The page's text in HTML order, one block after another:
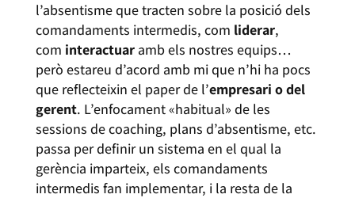
l’absentisme que tracten sobre la posició dels
comandaments intermedis, com liderar,
com interactuaramb els nostres equips…
però estareu d’acord amb mi que n’hi ha pocs
que reflecteixin el paper de l’empresari o del
gerent. L’enfocament «habitual» de les
sessions de coaching, plans d’absentisme, etc.
passa per definir un sistema en el qual la
gerència imparteix, els comandaments
intermedis fan implementar, i la resta de la